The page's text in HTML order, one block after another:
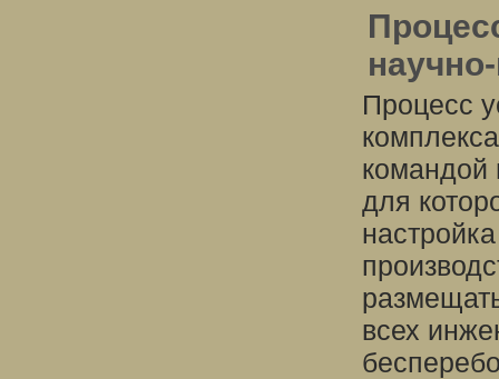
Процесс
командой
для
всех